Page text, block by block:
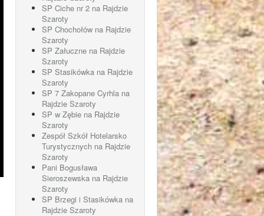
SP Ciche nr 2 na Rajdzie
Szaroty
SP Chochołów na Rajdzie
Szaroty
SP Załuczne na Rajdzie
Szaroty
SP Stasikówka na Rajdzie
Szaroty
SP 7 Zakopane Cyrhla na
Rajdzie Szaroty
SP w Zębie na Rajdzie
Szaroty
Zespół Szkół Hotelarsko
Turystycznych na Rajdzie
Szaroty
Pani Bogusława
Sieroszewska na Rajdzie
Szaroty
SP Brzegi i Stasikówka na
Rajdzie Szaroty